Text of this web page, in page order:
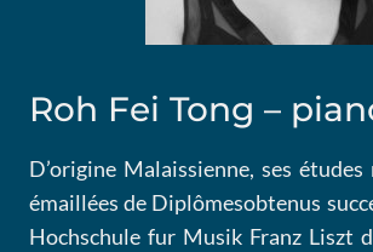
Roh Fei Tong –
D’origine Malaissienne, ses
émaillées de Diplômesobtenus
Hochschule fur Musik Franz Liszt